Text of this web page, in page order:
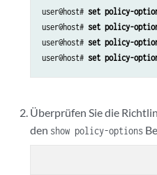
user@host# set policy-
user@host# set policy-
user@host# set policy-
user@host# set policy-
Überprüfen Sie die
den show policy-options